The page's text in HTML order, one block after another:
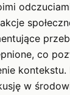
co
w